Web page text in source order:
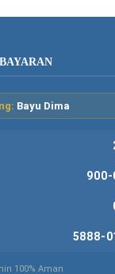
Bayu Dima
5888-
100% Aman